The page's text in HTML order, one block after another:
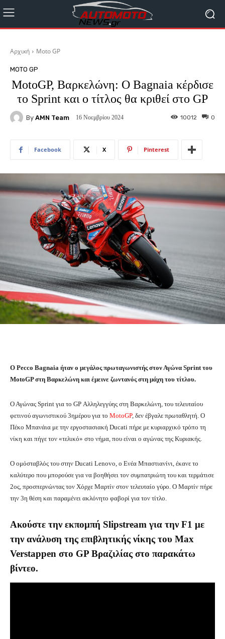
Αρχική Moto GP
MOTO GP
MotoGP, Βαρκελώνη: O Bagnaia κέρδισε
το Sprint και ο τίτλος θα κριθεί στο GP
By AMN Team 16 Νοεμβρίου 2024 0
10012
Facebook X Pinterest
O Pecco Bagnaia ήταν ο μεγάλος πρωταγωνιστής στον Αγώνα Sprint του
MotoGP στη Βαρκελώνη και έμεινε ζωντανός στη μάχη του τίτλου.
Ο Αγώνας Sprint για το GP Αλληλεγγύης στη Βαρκελώνη, του τελευταίου
φετινού αγωνιστικού 3ημέρου για το MotoGP, δεν έβγαλε πρωταθλητή. Ο
Πέκο Μπανάια με την εργοστασιακή Ducati πήρε με κυριαρχικό τρόπο τη
νίκη και πήγε τον «τελικό» στο νήμα, που είναι ο αγώνας της Κυριακής.
Ο ομόσταβλός του στην Ducati Lenovo, ο Ενέα Μπαστιανίνι, έκανε το
καλύτερο που μπορούσε για να βοηθήσει τον συμπατριώτη του και τερμάτισε
2ος, προσπερνώντας τον Χόρχε Μαρτίν στον τελευταίο γύρο. Ο Μαρτίν πήρε
την 3η θέση και παραμένει ακλόνητο φαβορί για τον τίτλο.
Ακούστε την εκπομπή Slipstream για την F1 με
την ανάλυση της επιβλητικής νίκης του Max
Verstappen στο GP Βραζιλίας στο παρακάτω
βίντεο.